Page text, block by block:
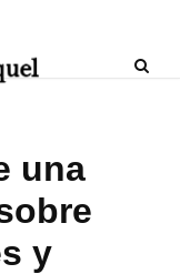
una
y